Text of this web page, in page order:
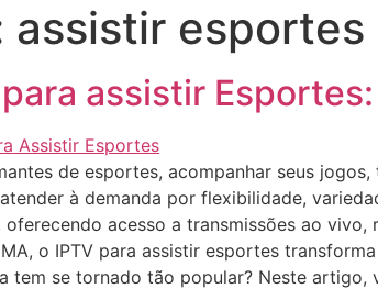
assistir
assistir
de esportes, acompanhar seus
à demanda por flexibilidade,
oferecendo acesso a transmissões ao
o IPTV para assistir esportes
tem se tornado tão popular? Neste